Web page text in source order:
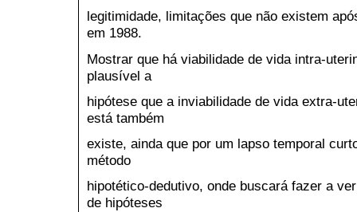
legitimidade, limitações que não existem
em 1988.
Mostrar que há viabilidade de vida intra-
plausível a
hipótese que a inviabilidade de vida extra-
está também
existe, ainda que por um lapso temporal
método
hipotético-dedutivo, onde buscará fazer a
de hipóteses